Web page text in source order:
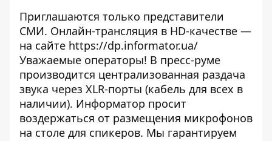
Приглашаются только представители
СМИ. Онлайн-трансляция в HD-качестве —
на сайте https://dp.informator.ua/
Уважаемые операторы! В пресс-руме
производится централизованная раздача
звука через XLR-порты (кабель для всех в
наличии). Информатор просит
воздержаться от размещения микрофонов
на столе для спикеров. Мы гарантируем